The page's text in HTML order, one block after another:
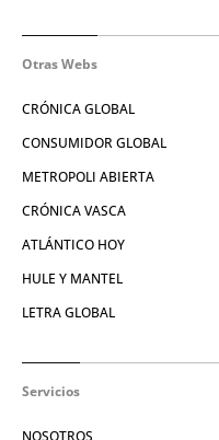
Otras Webs
CRÓNICA GLOBAL
CONSUMIDOR GLOBAL
METROPOLI ABIERTA
CRÓNICA VASCA
ATLÁNTICO HOY
HULE Y MANTEL
LETRA GLOBAL
Servicios
NOSOTROS